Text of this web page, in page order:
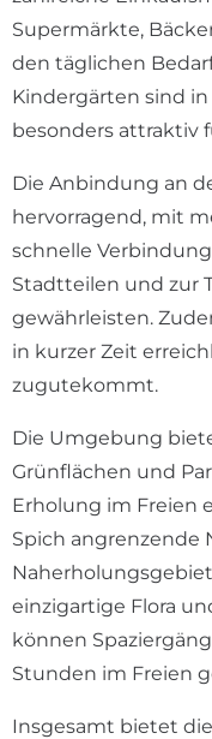
Supermärkte,
den täglichen
Kindergärten sind in
besonders attraktiv
Die Anbindung an
hervorragend, mit
schnelle
Stadtteilen und zur
gewährleisten.
in kurzer Zeit
zugutekommt.
Die Umgebung
Grünflächen und
Erholung im Freien
Spich angrenzende
einzigartige Flora
können
Stunden im Freien
Insgesamt bietet